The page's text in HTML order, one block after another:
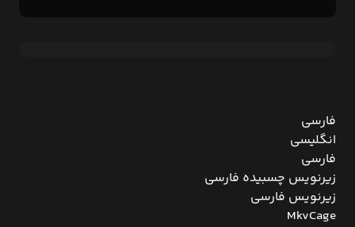
فارسی
انگلیسی
فارسی
زیرنویس چسبیده فارسی
زیرنویس فارسی
MkvCage